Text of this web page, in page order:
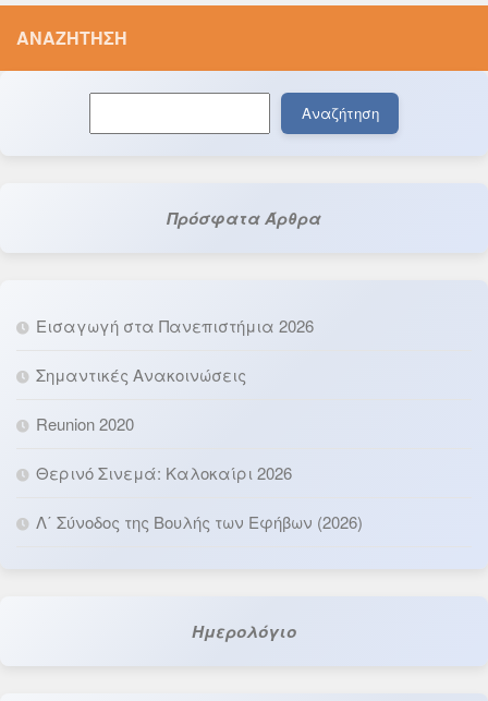
ΑΝΑΖΉΤΗΣΗ
Αναζήτηση
Πρόσφατα Άρθρα
Εισαγωγή στα Πανεπιστήμια 2026
Σημαντικές Ανακοινώσεις
Reunion 2020
Θερινό Σινεμά: Καλοκαίρι 2026
Λ΄ Σύνοδος της Βουλής των Εφήβων (2026)
Ημερολόγιο